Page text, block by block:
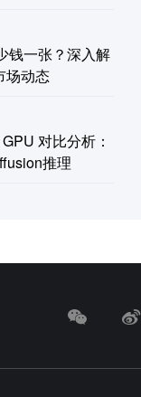
钱一张？深入解
场动态
对比分析：
推理